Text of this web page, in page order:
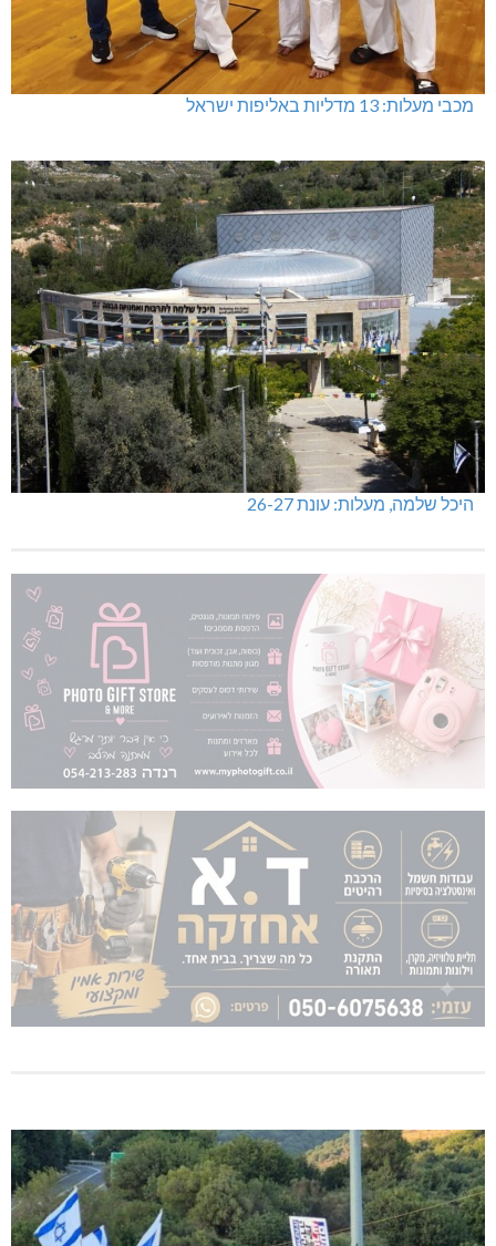
מכבי מעלות: 13 מדליות באליפות ישראל
היכל שלמה, מעלות: עונת 26-27